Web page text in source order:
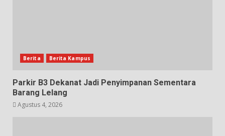
Berita Berita Kampus
Parkir B3 Dekanat Jadi Penyimpanan Sementara
Barang Lelang
Agustus 4, 2026